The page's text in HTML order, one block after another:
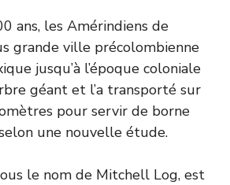
ans, les Amérindiens de
grande ville précolombienne
jusqu’à l’époque coloniale
géant et l’a transporté sur
pour servir de borne
une nouvelle étude.
le nom de Mitchell Log, est